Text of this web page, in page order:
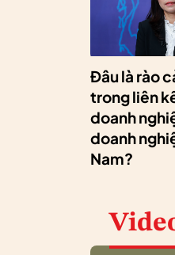
Đâu là rào
trong liên
doanh
doanh
Nam?